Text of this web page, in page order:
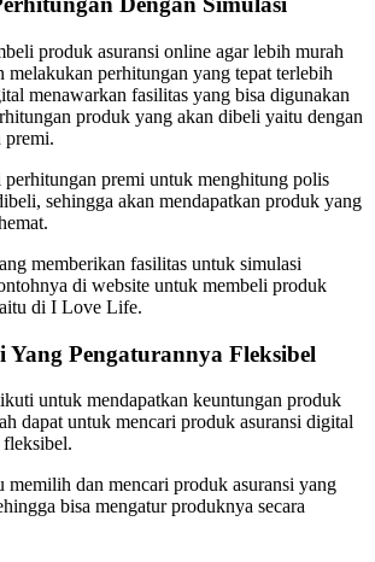
produk asuransi online agar lebih murah
melakukan perhitungan yang tepat terlebih
menawarkan fasilitas yang bisa digunakan
produk yang akan dibeli yaitu dengan
premi.
perhitungan premi untuk menghitung polis
sehingga akan mendapatkan produk yang
memberikan fasilitas untuk simulasi
di website untuk membeli produk
di I Love Life.
Yang Pengaturannya Fleksibel
untuk mendapatkan keuntungan produk
dapat untuk mencari produk asuransi digital
fleksibel.
memilih dan mencari produk asuransi yang
bisa mengatur produknya secara